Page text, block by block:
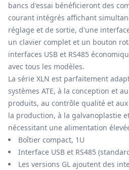
bancs d'essai bénéficieront des
courant intégrés affichant
réglage et de sortie, d'une
un clavier complet et un bouton
interfaces USB et RS485
avec tous les modèles.
La série XLN est parfaitement
systèmes ATE, à la conception et
produits, au contrôle qualité et
la production, à la galvanoplastie
nécessitant une alimentation
Boîtier compact, 1U
Interface USB et RS485
Les versions GL ajoutent des